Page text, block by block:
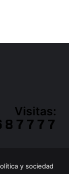
Visitas:
y sociedad